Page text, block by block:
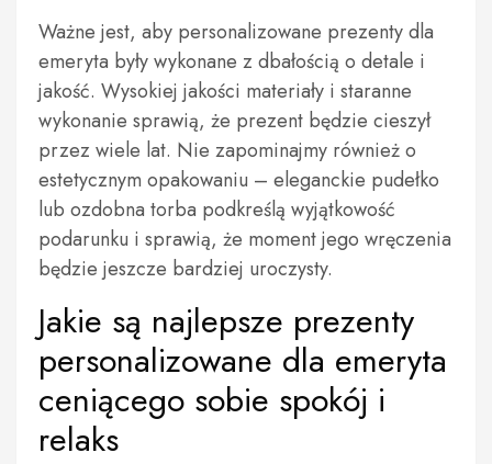
Ważne jest, aby personalizowane prezenty dla
emeryta były wykonane z dbałością o detale i
jakość. Wysokiej jakości materiały i staranne
wykonanie sprawią, że prezent będzie cieszył
przez wiele lat. Nie zapominajmy również o
estetycznym opakowaniu – eleganckie pudełko
lub ozdobna torba podkreślą wyjątkowość
podarunku i sprawią, że moment jego wręczenia
będzie jeszcze bardziej uroczysty.
Jakie są najlepsze prezenty
personalizowane dla emeryta
ceniącego sobie spokój i
relaks